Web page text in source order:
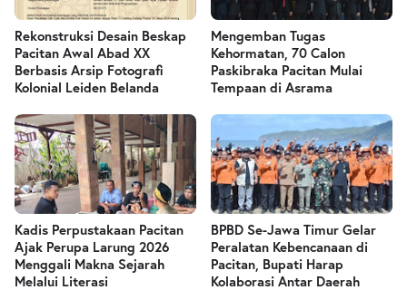
Rekonstruksi Desain Beskap
Pacitan Awal Abad XX
Berbasis Arsip Fotografi
Kolonial Leiden Belanda
Mengemban Tugas
Kehormatan, 70 Calon
Paskibraka Pacitan Mulai
Tempaan di Asrama
Kadis Perpustakaan Pacitan
Ajak Perupa Larung 2026
Menggali Makna Sejarah
Melalui Literasi
BPBD Se-Jawa Timur Gelar
Peralatan Kebencanaan di
Pacitan, Bupati Harap
Kolaborasi Antar Daerah